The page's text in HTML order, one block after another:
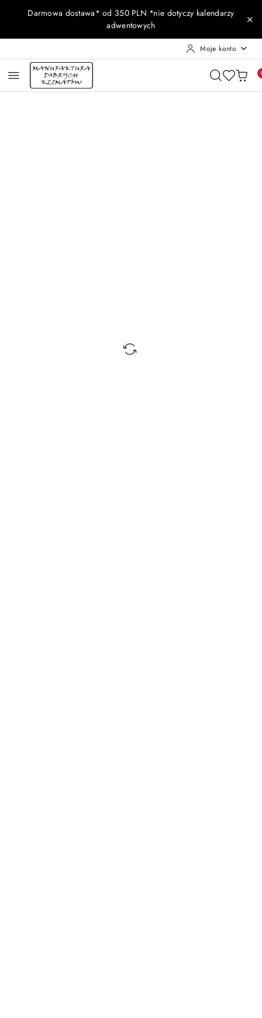
Przejdź do treści głównej
Przejdź do wyszukiwarki
Przejdź do moje konto
Przejdź do menu głównego
Przejdź do opisu produktu
Przejdź do stopki
Darmowa dostawa* od 350 PLN *nie dotyczy kalendarzy
adwentowych
Moje konto